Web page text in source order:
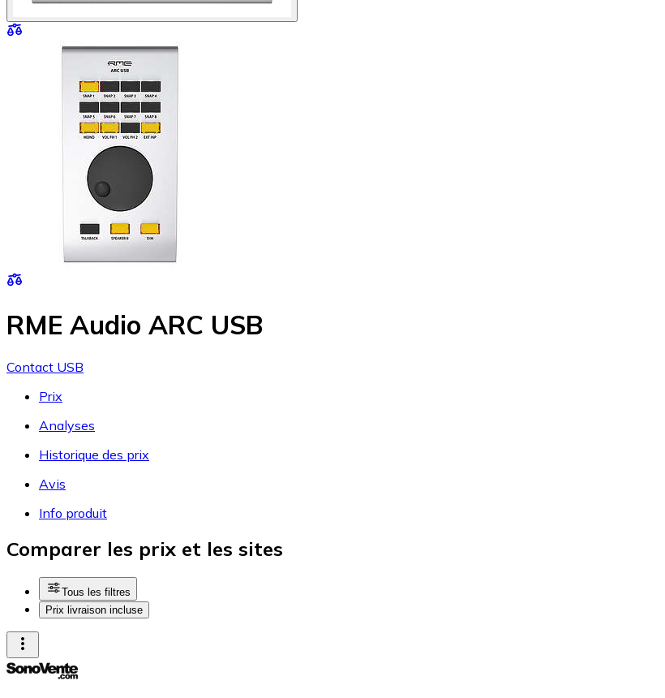
RME Audio ARC USB
Contact USB
Prix
Analyses
Historique des prix
Avis
Info produit
Comparer les prix et les sites
Tous les filtres
Prix livraison incluse